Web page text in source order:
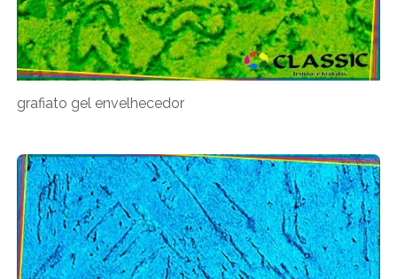
grafiato gel envelhecedor